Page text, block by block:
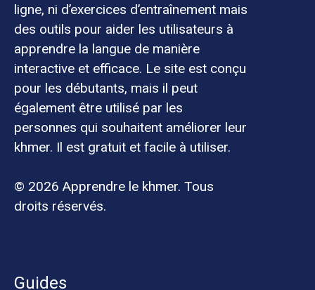
ligne, ni d’exercices d’entraînement mais
des outils pour aider les utilisateurs à
apprendre la langue de manière
interactive et efficace. Le site est conçu
pour les débutants, mais il peut
également être utilisé par les
personnes qui souhaitent améliorer leur
khmer. Il est gratuit et facile à utiliser.
© 2026 Apprendre le khmer. Tous
droits réservés.
Guides